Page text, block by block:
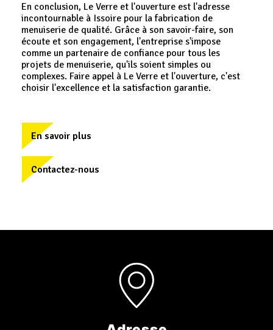
En conclusion, Le Verre et l'ouverture est l'adresse
incontournable à Issoire pour la fabrication de
menuiserie de qualité. Grâce à son savoir-faire, son
écoute et son engagement, l'entreprise s'impose
comme un partenaire de confiance pour tous les
projets de menuiserie, qu'ils soient simples ou
complexes. Faire appel à Le Verre et l'ouverture, c'est
choisir l'excellence et la satisfaction garantie.
En savoir plus
Contactez-nous